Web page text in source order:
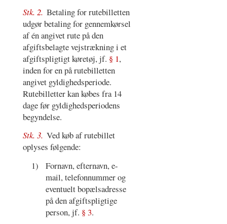
Stk. 2. Betaling for rutebilletten
udgør betaling for gennemkørsel
af én angivet rute på den
afgiftsbelagte vejstrækning i et
afgiftspligtigt køretøj, jf. § 1,
inden for en på rutebilletten
angivet gyldighedsperiode.
Rutebilletter kan købes fra 14
dage før gyldighedsperiodens
begyndelse.
Stk. 3. Ved køb af rutebillet
oplyses følgende:
1)
Fornavn, efternavn, e-
mail, telefonnummer og
eventuelt bopælsadresse
på den afgiftspligtige
person, jf. § 3.